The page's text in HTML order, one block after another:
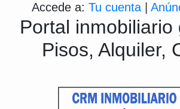
Accede a: Tu cuenta
Portal inmobiliario
Pisos, Alquiler,